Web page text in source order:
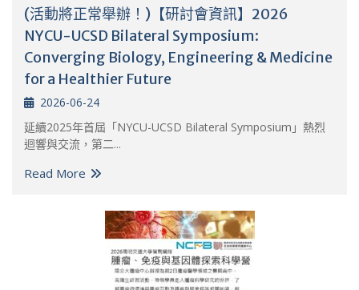
(活動將正常舉辦！)【研討會資訊】2026
NYCU-UCSD Bilateral Symposium:
Converging Biology, Engineering & Medicine
for a Healthier Future
2026-06-24
延續2025年首屆「NYCU-UCSD Bilateral Symposium」熱烈
迴響與交流，第二...
Read More